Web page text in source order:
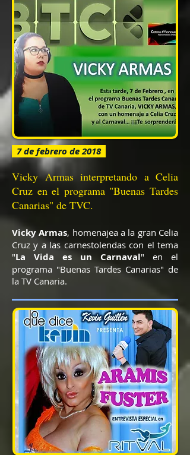
7 de febrero de 2018
Vicky Armas interpretando a Celia
Cruz en el programa "Buenas Tardes
Canarias" de TVC.
Vicky Armas, homenajea a la gran Celia
Cruz y a las carnestolendas con el tema
"La Vida es un Carnaval" en el
programa "Buenas Tardes Canarias" de
la TV Canaria.